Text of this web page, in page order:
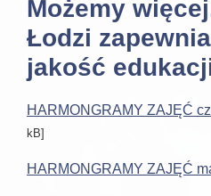
Możemy
Łodzi
jakość
HARMONGRAMY ZAJĘĆ
kB]
HARMONGRAMY ZAJĘĆ